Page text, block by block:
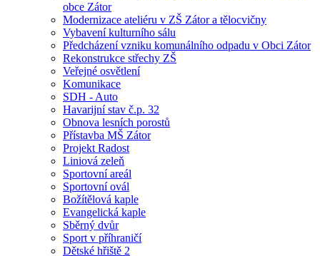
obce Zátor
Modernizace ateliéru v ZŠ Zátor a tělocvičny
Vybavení kulturního sálu
Předcházení vzniku komunálního odpadu v Obci Zátor
Rekonstrukce střechy ZŠ
Veřejné osvětlení
Komunikace
SDH - Auto
Havarijní stav č.p. 32
Obnova lesních porostů
Přístavba MŠ Zátor
Projekt Radost
Liniová zeleň
Sportovní areál
Sportovní ovál
Božítělová kaple
Evangelická kaple
Sběrný dvůr
Sport v příhraničí
Dětské hřiště 2